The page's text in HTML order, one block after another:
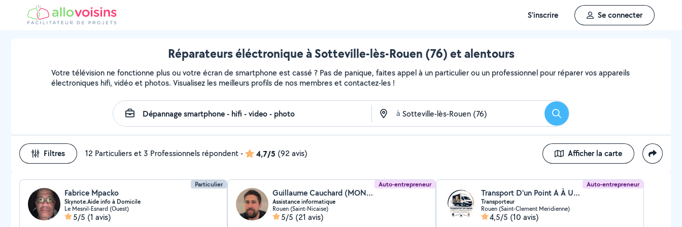
S'inscrire Se connecter
Réparateurs éléctronique à Sotteville-lès-Rouen (76) et alentours
Votre télévision ne fonctionne plus ou votre écran de smartphone est cassé ? Pas de panique, faites appel à un particulier ou un professionnel pour réparer vos appareils
électroniques hifi, vidéo et photos. Visualisez les meilleurs profils de nos membres et contactez-les !
à Rechercher
Filtres 12 Particuliers et 3 Professionnels répondent- 4,7/5 (92 avis) Afficher la carte
Particulier
Fabrice Mpacko
Skynote.Aide info à Domicile
Le Mesnil-Esnard (Ouest)
5/5 (1 avis)
Auto-entrepreneur
Guillaume Cauchard (MON-INFORMATICIEN)
Assistance informatique
Rouen (Saint-Nicaise)
5/5 (21 avis)
Auto-entrepreneur
Transport D'un Point A À Un Point B (Transport d'un point A à un point B)
Transporteur
Rouen (Saint-Clement Meridienne)
4,5/5 (10 avis)